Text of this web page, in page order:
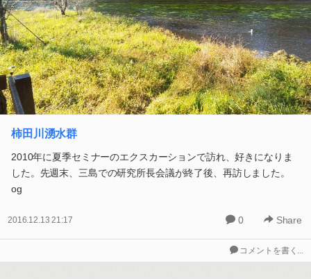
柿田川湧水群
2010年に夏季セミナーのエクスカーションで訪れ、好きになりま
した。先週末、三島での研究所長会議が終了後、再訪しました。
og
2016.12.13 21:17 0 Share
コメントを書く...